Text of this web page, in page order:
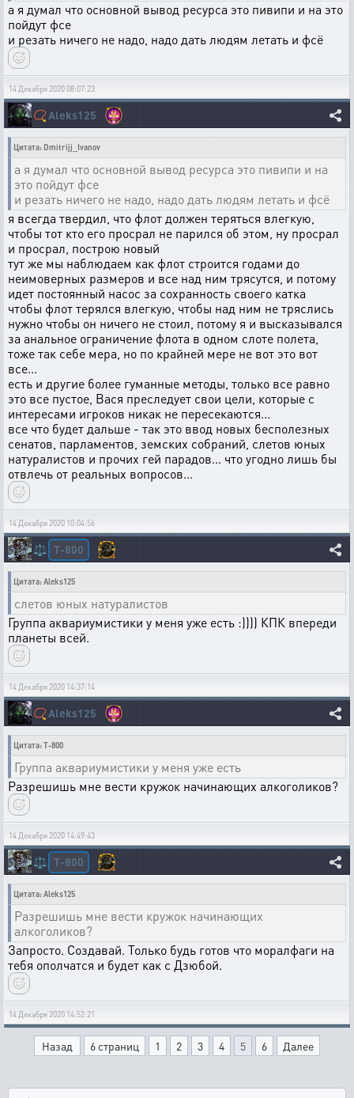
а я думал что основной вывод ресурса это пивипи и на это
пойдут фсе
и резать ничего не надо, надо дать людям летать и фсё
14 Декабря 2020 08:07:23
📿Aleks125
Цитата: Dmitrijj_Ivanov
а я думал что основной вывод ресурса это пивипи и на
это пойдут фсе
и резать ничего не надо, надо дать людям летать и фсё
я всегда твердил, что флот должен теряться влегкую,
чтобы тот кто его просрал не парился об этом, ну просрал
и просрал, построю новый
тут же мы наблюдаем как флот строится годами до
неимоверных размеров и все над ним трясутся, и потому
идет постоянный насос за сохранность своего катка
чтобы флот терялся влегкую, чтобы над ним не тряслись
нужно чтобы он ничего не стоил, потому я и высказывался
за анальное ограничение флота в одном слоте полета,
тоже так себе мера, но по крайней мере не вот это вот
все...
есть и другие более гуманные методы, только все равно
это все пустое, Вася преследует свои цели, которые с
интересами игроков никак не пересекаются...
все что будет дальше - так это ввод новых бесполезных
сенатов, парламентов, земских собраний, слетов юных
натуралистов и прочих гей парадов... что угодно лишь бы
отвлечь от реальных вопросов...
14 Декабря 2020 10:04:56
⚖️ T-800
Цитата: Aleks125
слетов юных натуралистов
Группа аквариумистики у меня уже есть :)))) КПК впереди
планеты всей.
14 Декабря 2020 14:37:14
📿Aleks125
Цитата: T-800
Группа аквариумистики у меня уже есть
Разрешишь мне вести кружок начинающих алкоголиков?
14 Декабря 2020 14:49:43
⚖️ T-800
Цитата: Aleks125
Разрешишь мне вести кружок начинающих
алкоголиков?
Запросто. Создавай. Только будь готов что моралфаги на
тебя ополчатся и будет как с Дзюбой.
14 Декабря 2020 14:52:21
Назад 6 страниц 1 2 3 4 5 6 Далее